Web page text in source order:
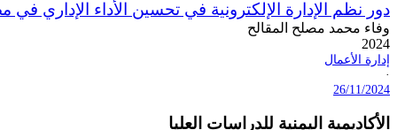
دور نظم الإدارة الإلكترونية في تحسين الأداء الإداري
وفاء محمد مصلح المقالح
2024
إدارة الأعمال
·
26/11/2024
الأكاديمية اليمنية للدراسات العليا